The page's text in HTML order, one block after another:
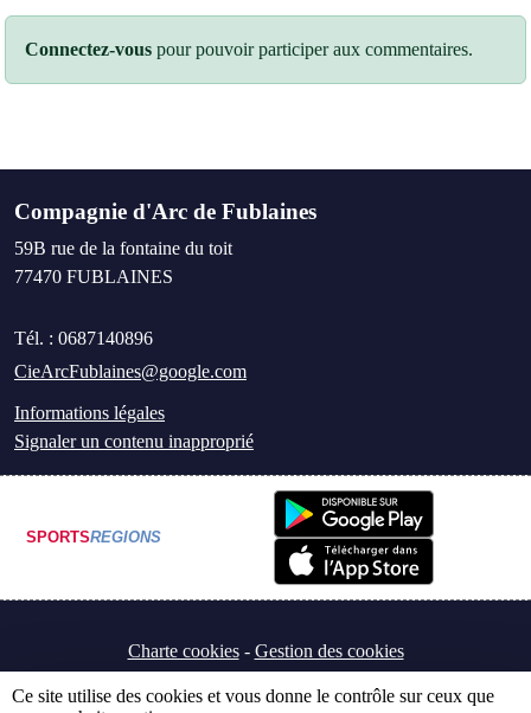
Connectez-vous pour pouvoir participer aux commentaires.
Compagnie d'Arc de Fublaines
59B rue de la fontaine du toit
77470 FUBLAINES
Tél. : 0687140896
CieArcFublaines@google.com
Informations légales
Signaler un contenu inapproprié
SPORTSREGIONS
Charte cookies Gestion des cookies
Ce site utilise des cookies et vous donne le contrôle sur ceux que